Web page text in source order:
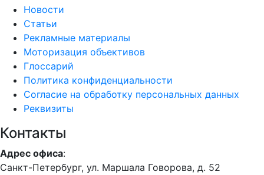
Новости
Статьи
Рекламные материалы
Моторизация объективов
Глоссарий
Политика конфиденциальности
Согласие на обработку персональных данных
Реквизиты
Контакты
Адрес офиса:
Санкт-Петербург, ул. Маршала Говорова, д. 52